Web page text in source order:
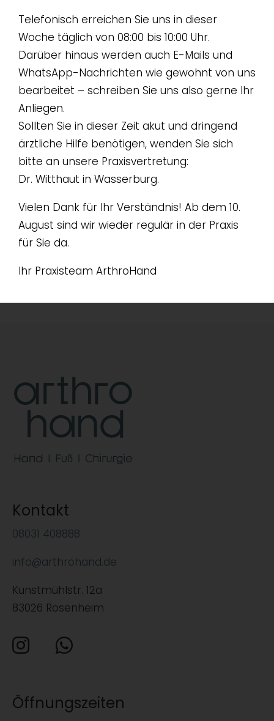
Beispielbeitrag 1
Lorem ipsum dolor sit amet, consetetur
sadipscing elitr, sed [...]
Read More
Kontakt
08031 408888
info@arthrohand.de
Kunstmühlstr. 12a
83026 Rosenheim
Öffnungszeiten
Telefonisch erreichen Sie uns in dieser
Woche täglich von 08:00 bis 10:00 Uhr.
Darüber hinaus werden auch E-Mails und
WhatsApp-Nachrichten wie gewohnt von uns
bearbeitet – schreiben Sie uns also gerne Ihr
Anliegen.
Sollten Sie in dieser Zeit akut und dringend
ärztliche Hilfe benötigen, wenden Sie sich
bitte an unsere Praxisvertretung:
Dr. Witthaut in Wasserburg.
Vielen Dank für Ihr Verständnis! Ab dem 10.
August sind wir wieder regulär in der Praxis
für Sie da.
Ihr Praxisteam ArthroHand